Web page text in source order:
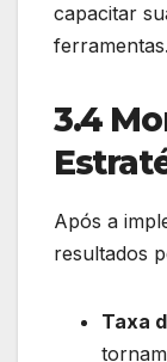
capacitar
ferramentas.
3.4
Após a
resultados
Taxa